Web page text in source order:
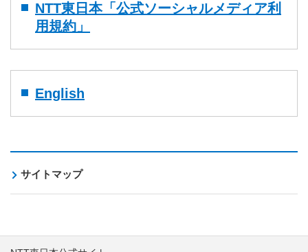
NTT東日本「公式ソーシャルメディア利
用規約」
English
サイトマップ